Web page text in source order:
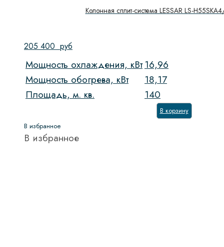
Колонная сплит-система LESSAR LS-
205 400 руб
Мощность охлаждения, кВт 16,96
Мощность обогрева, кВт
18,17
Площадь, м. кв.
140
В корзину
В избранное
В избранное